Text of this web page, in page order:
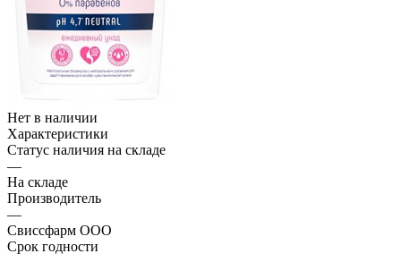
Нет в наличии
Характеристики
Статус наличия на складе
—
На складе
Производитель
—
Свиссфарм ООО
Срок годности